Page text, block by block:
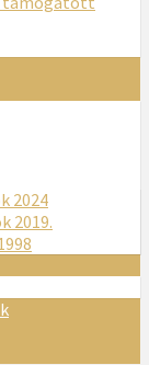
2024
2019.